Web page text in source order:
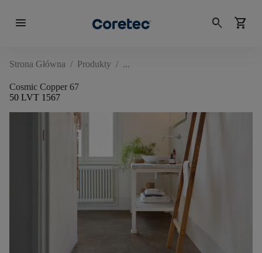
menu search shopping_cart
Strona Główna / Produkty /
Cosmic Copper 67
50 LVT 1567